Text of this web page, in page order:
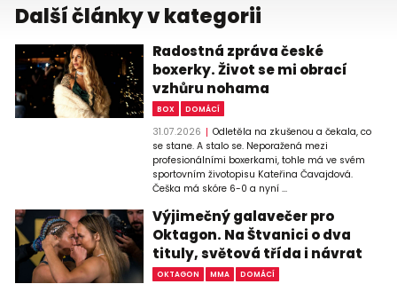
Další články v kategorii
Radostná zpráva české
boxerky. Život se mi obrací
vzhůru nohama
BOX DOMÁCÍ
31.07.2026
Odletěla na zkušenou a čekala, co
se stane. A stalo se. Neporažená mezi
profesionálními boxerkami, tohle má ve svém
sportovním životopisu Kateřina Čavajdová.
Češka má skóre 6-0 a nyní ...
Výjimečný galavečer pro
Oktagon. Na Štvanici o dva
tituly, světová třída i návrat
OKTAGON MMA DOMÁCÍ